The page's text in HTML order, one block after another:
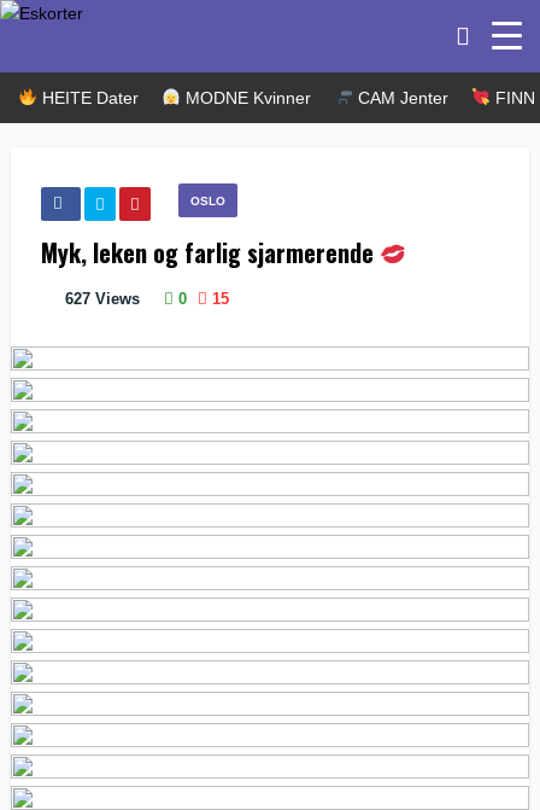
HEITE Dater MODNE Kvinner CAM Jenter
OSLO
Myk, leken og farlig sjarmerende
627 Views 0 15